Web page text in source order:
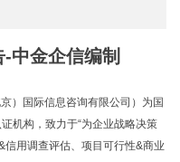
中金企信编制
）国际信息咨询有限公司）为国
机构，致力于“为企业战略决策
用调查评估、项目可行性&商业